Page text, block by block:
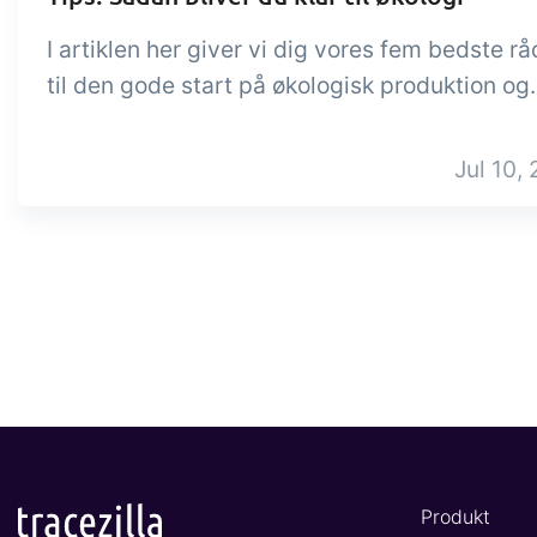
I artiklen her giver vi dig vores fem bedste
til den gode start på økologisk produktion
Jul 10,
Produkt